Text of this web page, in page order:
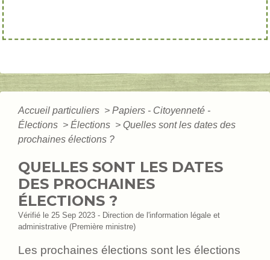
Accueil particuliers > Papiers - Citoyenneté -
Élections > Élections > Quelles sont les dates des
prochaines élections ?
QUELLES SONT LES DATES
DES PROCHAINES
ÉLECTIONS ?
Vérifié le 25 Sep 2023 - Direction de l'information légale et
administrative (Première ministre)
Les prochaines élections sont les élections